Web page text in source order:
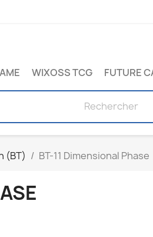
WIXOSS TCG FUTURE
(BT) BT-11 Dimensional Phase